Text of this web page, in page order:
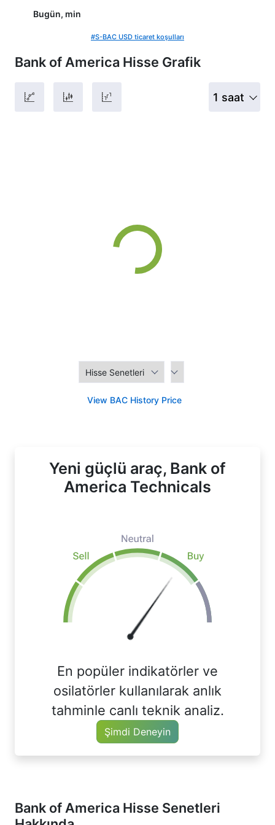
Bank of America Hisse Grafik
1 saat
View BAC History Price
Bugün, min
#S-BAC USD ticaret koşulları
Yeni güçlü araç, Bank of
America Technicals
En popüler indikatörler ve
osilatörler kullanılarak anlık
tahminle canlı teknik analiz.
Şimdi Deneyin
Bank of America Hisse Senetleri